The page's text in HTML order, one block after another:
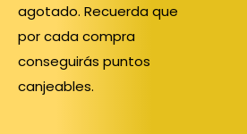
agotado. Recuerda que
por cada compra
conseguirás puntos
canjeables.